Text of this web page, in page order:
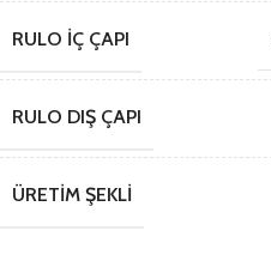
RULO İÇ ÇAPI
RULO DIŞ ÇAPI
ÜRETIM ŞEKLI